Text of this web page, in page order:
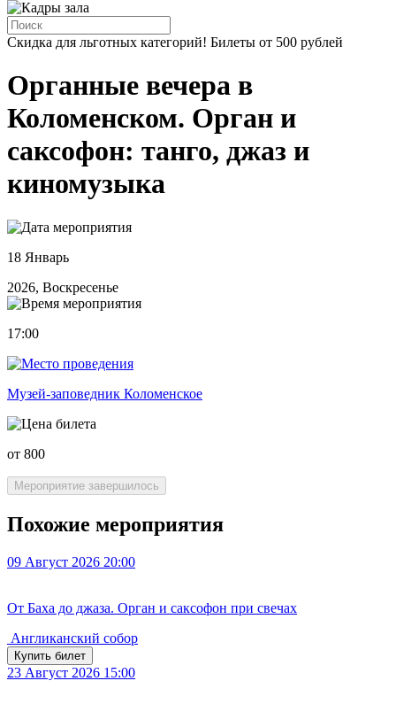
Скидка для льготных категорий! Билеты от 500 рублей
Органные вечера в
Коломенском. Орган и
саксофон: танго, джаз и
киномузыка
18 Январь
2026, Воскресенье
17:00
Музей-заповедник Коломенское
от 800
Мероприятие завершилось
Похожие мероприятия
09 Август 2026 20:00
От Баха до джаза. Орган и саксофон при свечах
Англиканский собор
Купить билет
23 Август 2026 15:00